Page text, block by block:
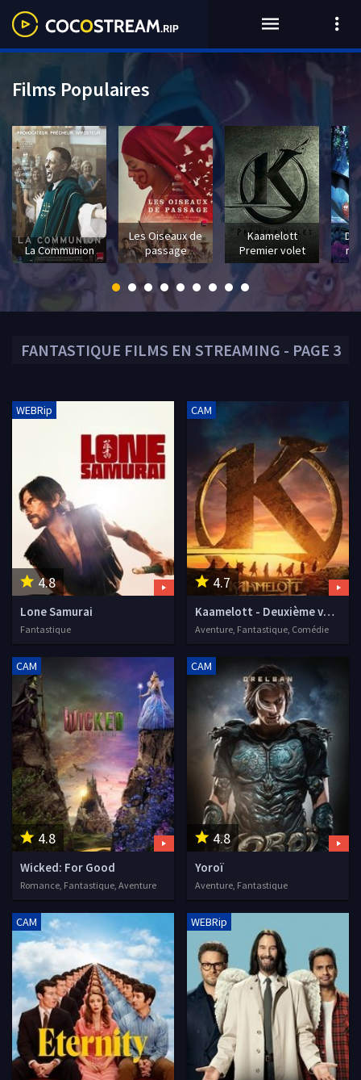
FANTASTIQUE FILMS EN STREAMING - PAGE 3
4.8
WEBRip
Lone Samurai
Fantastique
4.7
CAM
Kaamelott - Deuxième volet, partie 1
Aventure, Fantastique, Comédie
4.8
CAM
Wicked: For Good
Romance, Fantastique, Aventure
4.8
CAM
Yoroï
Aventure, Fantastique
CAM WEBRip
Films Populaires
La Communion
Les Oiseaux de
passage
Kaamelott
Premier volet